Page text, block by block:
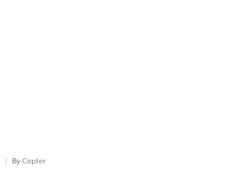
Posted
By Copter